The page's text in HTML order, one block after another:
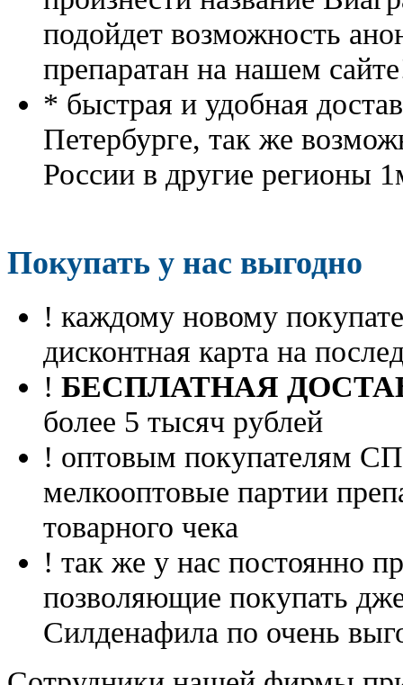
подойдет возможность
препаратан на нашем
* быстрая и удобная
Петербурге, так же
России в другие регионы
Покупать у нас выгодно
! каждому новому
дисконтная карта на
! БЕСПЛАТНАЯ
более 5 тысяч рублей
! оптовым покупателям
мелкооптовые партии
товарного чека
! так же у нас постоянно
позволяющие покупать
Силденафила по очень